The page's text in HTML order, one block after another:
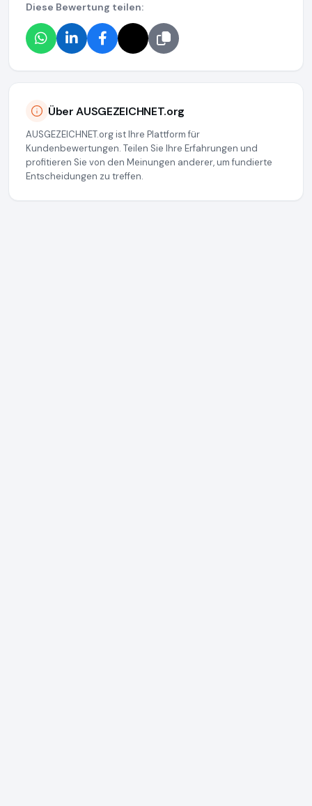
Diese Bewertung teilen:
Über AUSGEZEICHNET.org
AUSGEZEICHNET.org ist Ihre Plattform für
Kundenbewertungen. Teilen Sie Ihre Erfahrungen und
profitieren Sie von den Meinungen anderer, um fundierte
Entscheidungen zu treffen.